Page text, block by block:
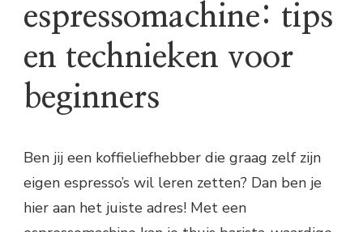
espressomachine: tips
en technieken voor
beginners
Ben jij een koffieliefhebber die graag zelf zijn
eigen espresso’s wil leren zetten? Dan ben je
hier aan het juiste adres! Met een